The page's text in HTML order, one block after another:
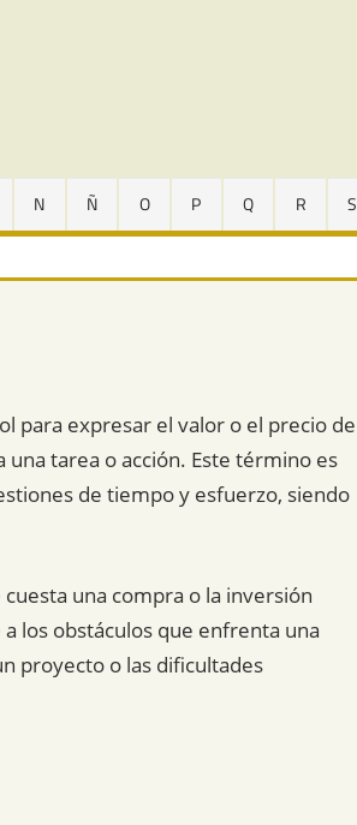
N Ñ O P Q R S
para expresar el valor o el precio de
tarea o acción. Este término es
de tiempo y esfuerzo, siendo
una compra o la inversión
los obstáculos que enfrenta una
proyecto o las dificultades